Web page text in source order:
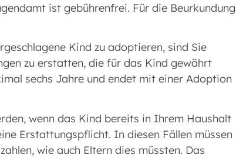
ist gebührenfrei. Für die Beurkundung
Kind zu adoptieren, sind Sie
zu erstatten, die für das Kind gewährt
sechs Jahre und endet mit einer Adoption
wenn das Kind bereits in Ihrem Haushalt
Erstattungspflicht. In diesen Fällen müssen
wie auch Eltern dies müssten. Das